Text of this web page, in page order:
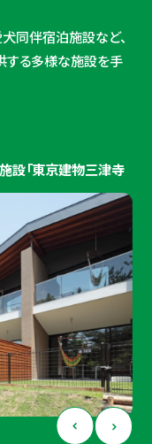
同伴宿泊施設など、
する多様な施設を手
設「東京建物三津寺